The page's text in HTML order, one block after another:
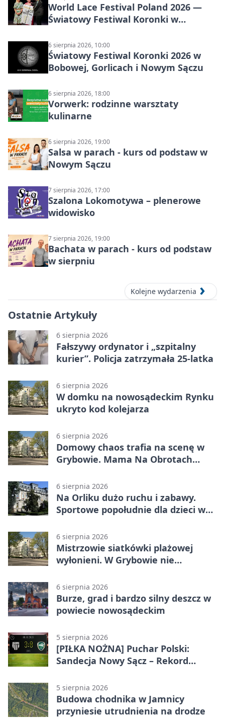
World Lace Festival Poland 2026 —
Światowy Festiwal Koronki w
6 sierpnia 2026, 10:00
Światowy Festiwal Koronki 2026 w
Bobowej, Gorlicach i Nowym Sączu
6 sierpnia 2026, 18:00
Vorwerk: rodzinne warsztaty
kulinarne
6 sierpnia 2026, 19:00
Salsa w parach - kurs od podstaw w
Nowym Sączu
7 sierpnia 2026, 17:00
Szalona Lokomotywa – plenerowe
widowisko
7 sierpnia 2026, 19:00
Bachata w parach - kurs od podstaw
w sierpniu
Kolejne wydarzenia
Ostatnie Artykuły
6 sierpnia 2026
Fałszywy ordynator i „szpitalny
kurier”. Policja zatrzymała 25-latka
6 sierpnia 2026
W domku na nowosądeckim Rynku
ukryto kod kolejarza
6 sierpnia 2026
Domowy chaos trafia na scenę w
Grybowie. Mama Na Obrotach
6 sierpnia 2026
Na Orliku dużo ruchu i zabawy.
Sportowe popołudnie dla dzieci w
6 sierpnia 2026
Mistrzowie siatkówki plażowej
wyłonieni. W Grybowie nie
6 sierpnia 2026
Burze, grad i bardzo silny deszcz w
powiecie nowosądeckim
5 sierpnia 2026
[PIŁKA NOŻNA] Puchar Polski:
Sandecja Nowy Sącz – Rekord
5 sierpnia 2026
Budowa chodnika w Jamnicy
przyniesie utrudnienia na drodze